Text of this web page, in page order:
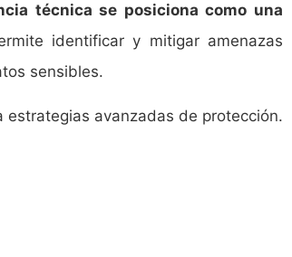
técnica se posiciona como una
identificar y mitigar amenazas
sensibles.
avanzadas de protección.